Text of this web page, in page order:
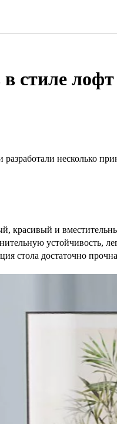
стиле лофт
несколько
красивый и
устойчивость,
стола достаточно